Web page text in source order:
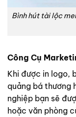
Bình hút tài lộc
Công Cụ
Khi được in logo,
quảng bá thương
nghiệp bạn sẽ
hoặc văn phòng